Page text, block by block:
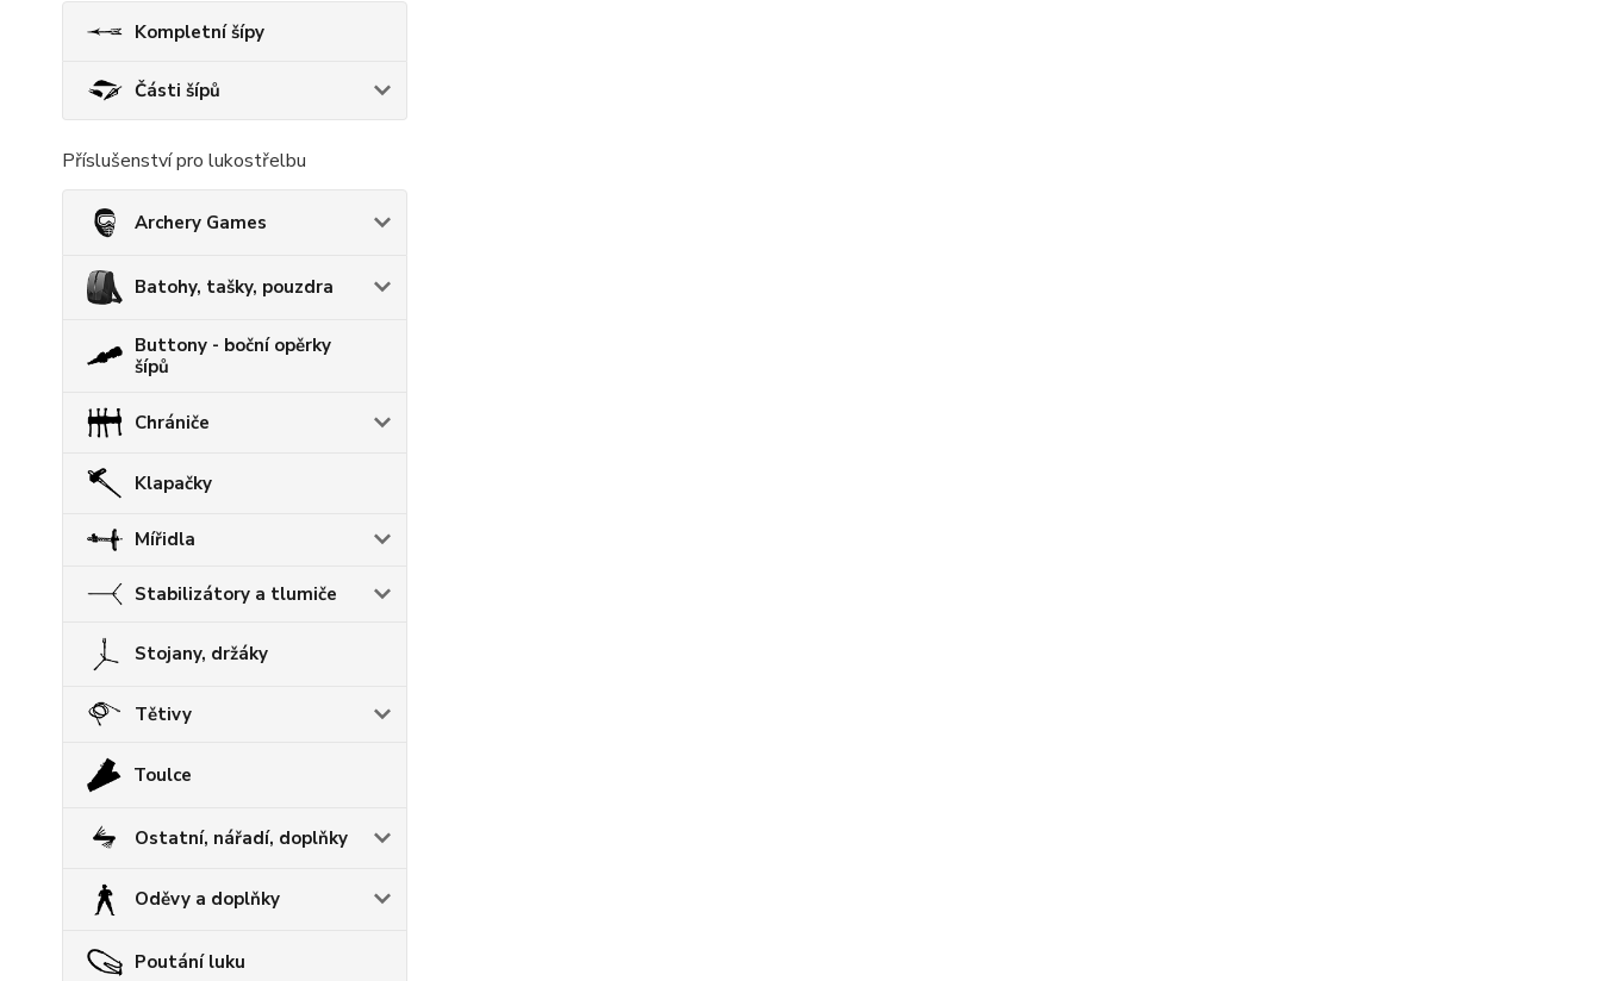
Kompletní šípy
Části šípů
Příslušenství pro lukostřelbu
Archery Games
Batohy, tašky, pouzdra
Buttony - boční opěrky
šípů
Chrániče
Klapačky
Mířidla
Stabilizátory a tlumiče
Stojany, držáky
Tětivy
Toulce
Ostatní, nářadí, doplňky
Oděvy a doplňky
Poutání luku